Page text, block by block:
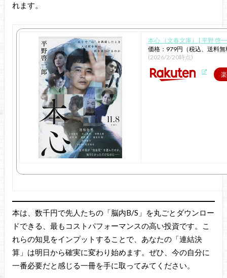
れます。
本心 （文春文庫） [ 平野 啓
価格：979円（税込、送料無
(2026/2/20時点)
本は、数千円で先人たちの「脳内B/S」を丸ごとダウンロー
ドできる、最もコストパフォーマンスの高い投資です。こ
れらの知見をインプットすることで、あなたの「連結決
算」は明日から確実に変わり始めます。ぜひ、今の自分に
一番必要だと感じる一冊を手に取ってみてください。